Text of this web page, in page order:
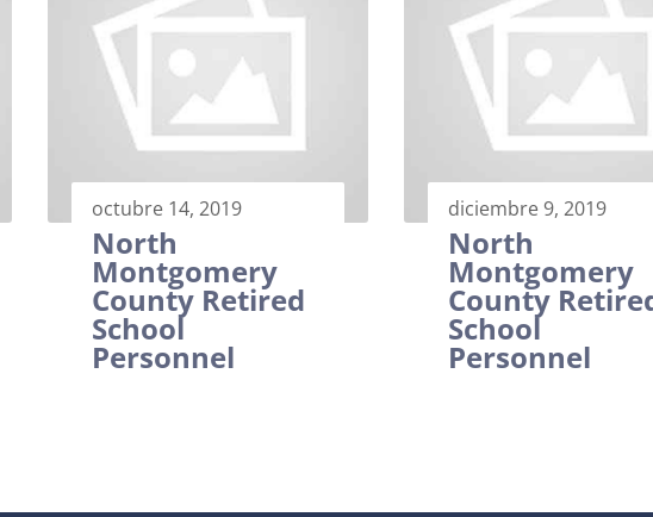
octubre 14, 2019
North
Montgomery
County Retired
School
Personnel
diciembre 9, 2019
North
Montgomery
County
School
Personnel